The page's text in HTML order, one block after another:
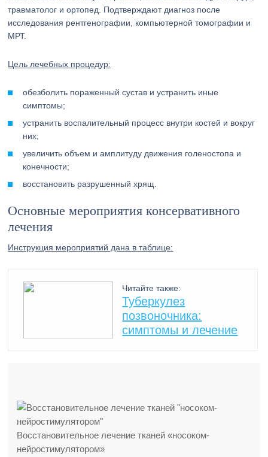
травматолог и ортопед. Подтверждают диагноз после
исследования рентгенографии, компьютерной томографии и
МРТ.
Цель лечебных процедур:
обезболить пораженный сустав и устранить иные
симптомы;
устранить воспалительный процесс внутри костей и вокруг
них;
увеличить объем и амплитуду движения голеностопа и
конечности;
восстановить разрушенный хрящ.
Основные мероприятия консервативного
лечения
Инструкция мероприятий дана в таблице:
Читайте также:
Туберкулез
позвоночника:
симптомы и лечение
Восстановительное лечение тканей «носоком-
нейростимулятором»